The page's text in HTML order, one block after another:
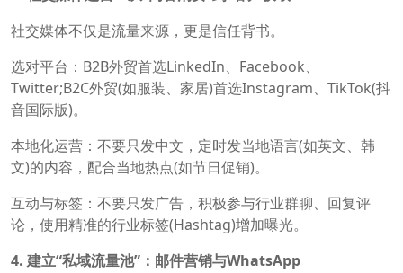
社交媒体不仅是流量来源，更是信任背书。
选对平台：B2B外贸首选LinkedIn、Facebook、
Twitter;B2C外贸(如服装、家居)首选Instagram、TikTok(抖
音国际版)。
本地化运营：不要只发中文，定时发当地语言(如英文、韩
文)的内容，配合当地热点(如节日促销)。
互动与标签：不要只发广告，积极参与行业群聊、回复评
论，使用精准的行业标签(Hashtag)增加曝光。
4. 建立“私域流量池”：邮件营销与WhatsApp